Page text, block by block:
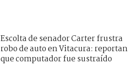
Escolta de senador Carter frustra
robo de auto en Vitacura: reportan
que computador fue sustraído